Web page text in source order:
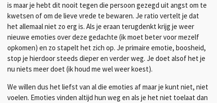
is maar je hebt dit nooit tegen die persoon gezegd uit angst om te
kwetsen of om de lieve vrede te bewaren. Je ratio vertelt je dat
het allemaal niet zo erg is. Als je eraan terugdenkt krijg je weer
nieuwe emoties over deze gedachte (ik moet beter voor mezelf
opkomen) en zo stapelt het zich op. Je primaire emotie, boosheid,
stop je hierdoor steeds dieper en verder weg. Je doet alsof het je
nu niets meer doet (ik houd me wel weer koest).
We willen dus het liefst van al die emoties af maar je kunt niet, niet
voelen. Emoties vinden altijd hun weg en als je het niet toelaat dan